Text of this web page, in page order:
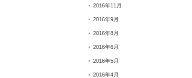
2016年11月
2016年9月
2016年8月
2016年6月
2016年5月
2016年4月